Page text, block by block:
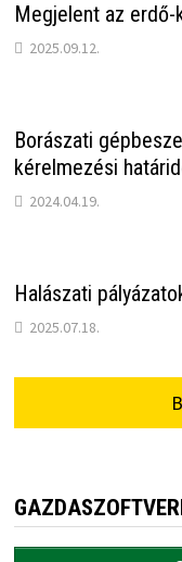
Megjelent az
2025.09.12.
Borászati
kérelmezési
2024.04.19.
Halászati
2025.07.18.